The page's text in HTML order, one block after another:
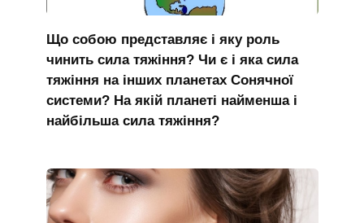
Що собою представляє і яку роль
чинить сила тяжіння? Чи є і яка сила
тяжіння на інших планетах Сонячної
системи? На якій планеті найменша і
найбільша сила тяжіння?